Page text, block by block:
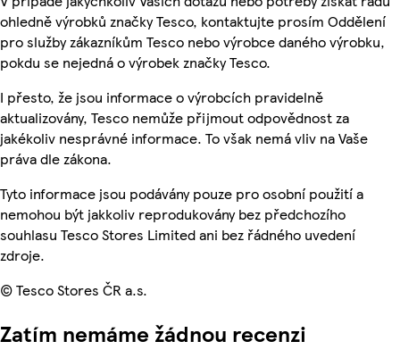
ohledně výrobků značky Tesco, kontaktujte prosím Oddělení
pro služby zákazníkům Tesco nebo výrobce daného výrobku,
pokdu se nejedná o výrobek značky Tesco.
I přesto, že jsou informace o výrobcích pravidelně
aktualizovány, Tesco nemůže přijmout odpovědnost za
jakékoliv nesprávné informace. To však nemá vliv na Vaše
práva dle zákona.
Tyto informace jsou podávány pouze pro osobní použití a
nemohou být jakkoliv reprodukovány bez předchozího
souhlasu Tesco Stores Limited ani bez řádného uvedení
zdroje.
© Tesco Stores ČR a.s.
Zatím nemáme žádnou recenzi